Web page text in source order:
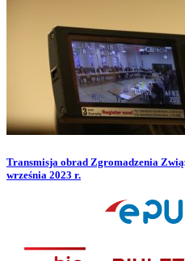
Transmisja obrad Zgromadzenia
września 2023 r.